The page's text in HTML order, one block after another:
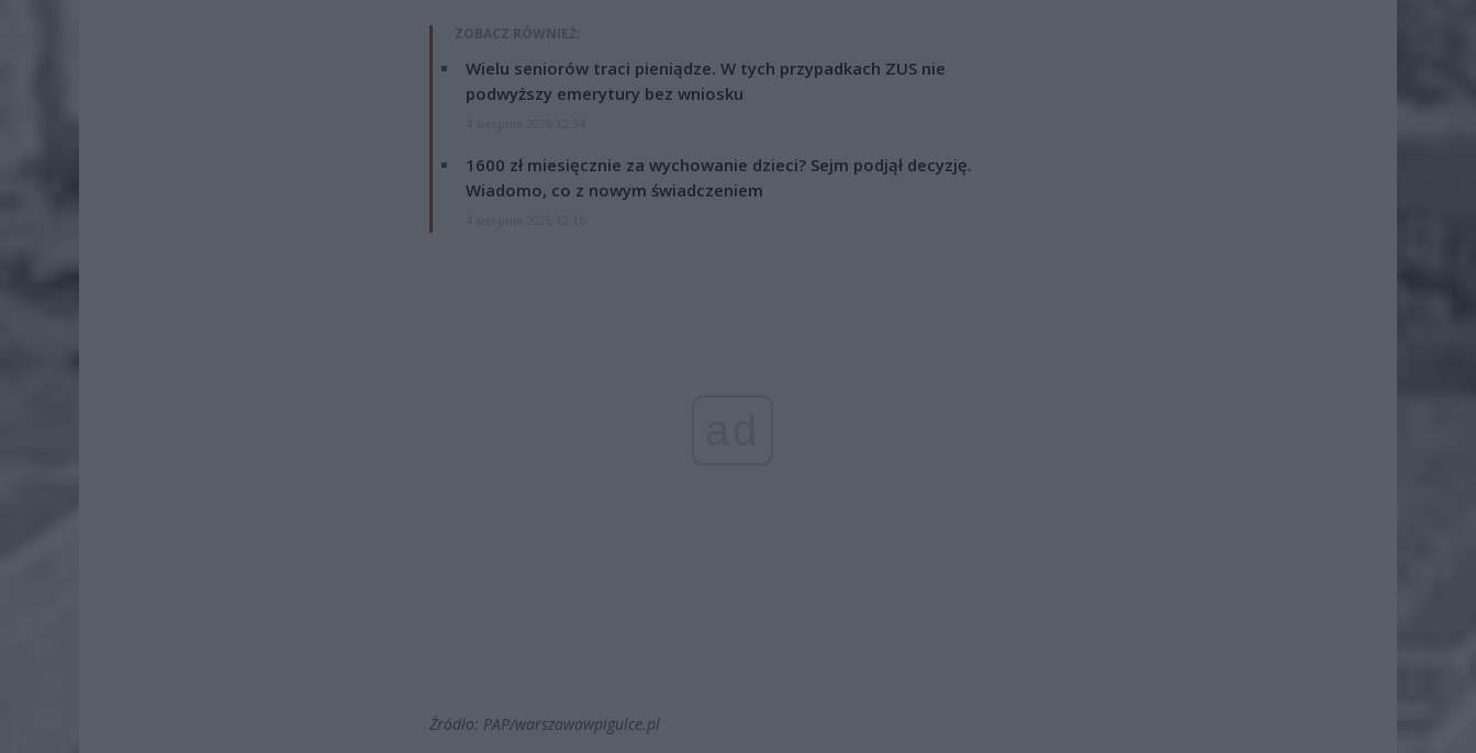
ZOBACZ RÓWNIEŻ:
Wielu seniorów traci pieniądze. W tych przypadkach ZUS nie
podwyższy emerytury bez wniosku
1600 zł miesięcznie za wychowanie dzieci? Sejm podjął decyzję.
Wiadomo, co z nowym świadczeniem
Źródło: PAP/warszawawpigulce.pl